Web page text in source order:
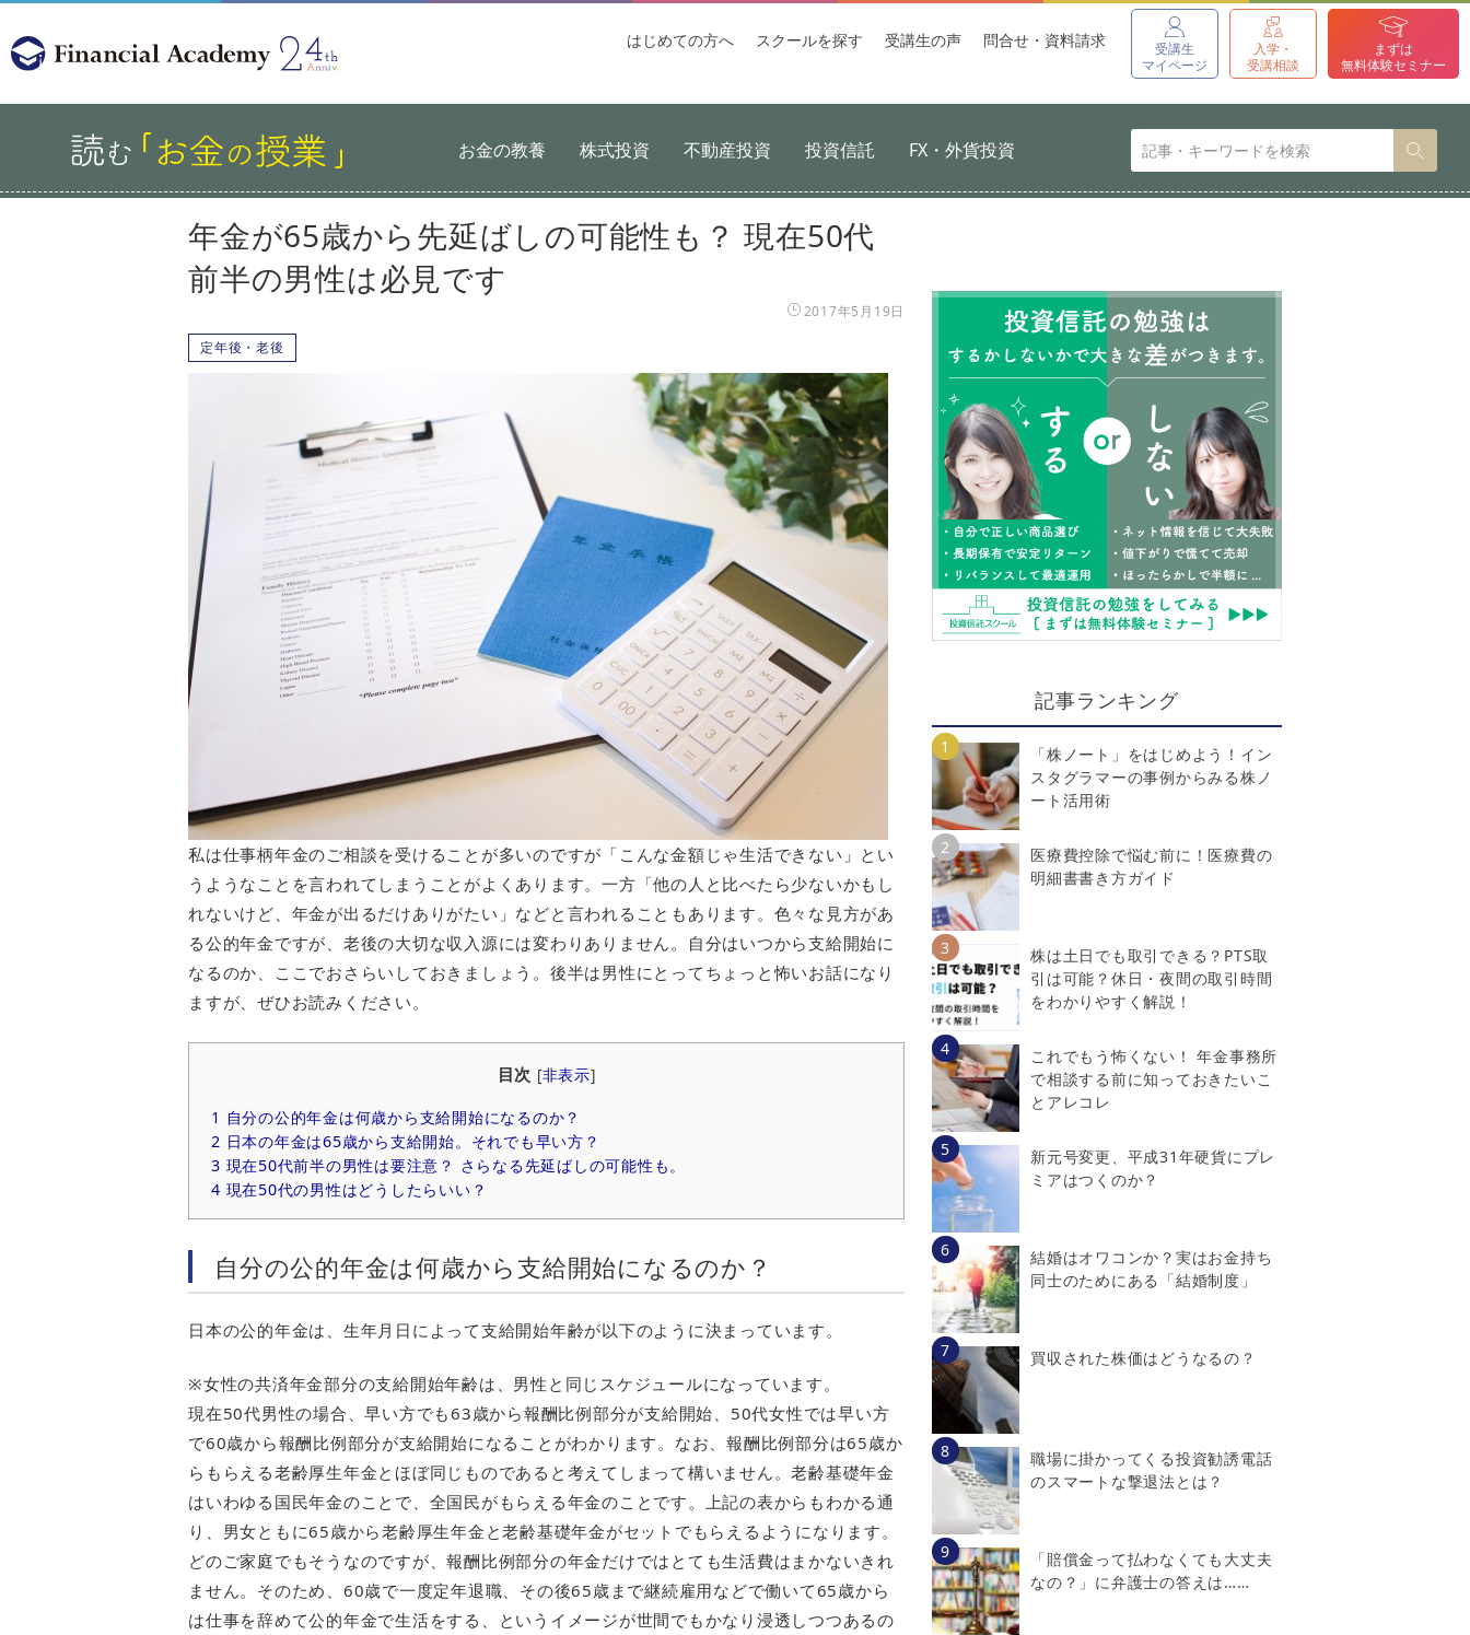
受講生
マイページ
入学・
受講相談
まずは
無料体験セミナー
はじめての方へ スクールを探す 受講生の声 問合せ・資料請求
お金の教養 株式投資 不動産投資 投資信託 FX・外貨投資
年金が65歳から先延ばしの可能性も？ 現在50代
前半の男性は必見です
2017年5月19日
定年後・老後
私は仕事柄年金のご相談を受けることが多いのですが「こんな金額じゃ生活できない」とい
うようなことを言われてしまうことがよくあります。一方「他の人と比べたら少ないかもし
れないけど、年金が出るだけありがたい」などと言われることもあります。色々な見方があ
る公的年金ですが、老後の大切な収入源には変わりありません。自分はいつから支給開始に
なるのか、ここでおさらいしておきましょう。後半は男性にとってちょっと怖いお話になり
ますが、ぜひお読みください。
目次 [非表示]
1 自分の公的年金は何歳から支給開始になるのか？
2 日本の年金は65歳から支給開始。それでも早い方？
3 現在50代前半の男性は要注意？ さらなる先延ばしの可能性も。
4 現在50代の男性はどうしたらいい？
自分の公的年金は何歳から支給開始になるのか？
日本の公的年金は、生年月日によって支給開始年齢が以下のように決まっています。
※女性の共済年金部分の支給開始年齢は、男性と同じスケジュールになっています。
現在50代男性の場合、早い方でも63歳から報酬比例部分が支給開始、50代女性では早い方
で60歳から報酬比例部分が支給開始になることがわかります。なお、報酬比例部分は65歳か
らもらえる老齢厚生年金とほぼ同じものであると考えてしまって構いません。老齢基礎年金
はいわゆる国民年金のことで、全国民がもらえる年金のことです。上記の表からもわかる通
り、男女ともに65歳から老齢厚生年金と老齢基礎年金がセットでもらえるようになります。
どのご家庭でもそうなのですが、報酬比例部分の年金だけではとても生活費はまかないきれ
ません。そのため、60歳で一度定年退職、その後65歳まで継続雇用などで働いて65歳から
は仕事を辞めて公的年金で生活をする、というイメージが世間でもかなり浸透しつつあるの
記事ランキング
「株ノート」をはじめよう！イン
スタグラマーの事例からみる株ノ
ート活用術
医療費控除で悩む前に！医療費の
明細書書き方ガイド
株は土日でも取引できる？PTS取
引は可能？休日・夜間の取引時間
をわかりやすく解説！
これでもう怖くない！ 年金事務所
で相談する前に知っておきたいこ
とアレコレ
新元号変更、平成31年硬貨にプレ
ミアはつくのか？
結婚はオワコンか？実はお金持ち
同士のためにある「結婚制度」
買収された株価はどうなるの？
職場に掛かってくる投資勧誘電話
のスマートな撃退法とは？
「賠償金って払わなくても大丈夫
なの？」に弁護士の答えは……